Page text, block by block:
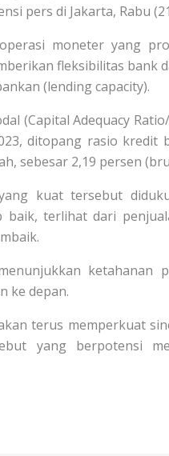
pers di Jakarta, Rabu
moneter yang
fleksibilitas bank
(lending capacity).
(Capital Adequacy
ditopang rasio kredit
sebesar 2,19 persen
kuat tersebut
terlihat dari
ketahanan
ke depan.
terus memperkuat
yang berpotensi